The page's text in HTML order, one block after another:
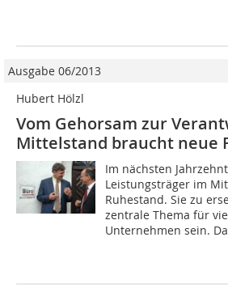
Ausgabe 06/2013
Hubert Hölzl
Vom Gehorsam zur
Mittelstand braucht neue
Im nächsten
Leistungsträger im
Ruhestand. Sie zu
zentrale Thema für
Unternehmen sein.